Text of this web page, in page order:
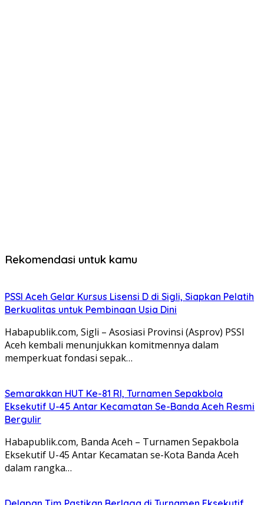
Rekomendasi untuk kamu
PSSI Aceh Gelar Kursus Lisensi D di Sigli, Siapkan Pelatih
Berkualitas untuk Pembinaan Usia Dini
Habapublik.com, Sigli – Asosiasi Provinsi (Asprov) PSSI
Aceh kembali menunjukkan komitmennya dalam
memperkuat fondasi sepak…
Semarakkan HUT Ke-81 RI, Turnamen Sepakbola
Eksekutif U-45 Antar Kecamatan Se-Banda Aceh Resmi
Bergulir
Habapublik.com, Banda Aceh – Turnamen Sepakbola
Eksekutif U-45 Antar Kecamatan se-Kota Banda Aceh
dalam rangka…